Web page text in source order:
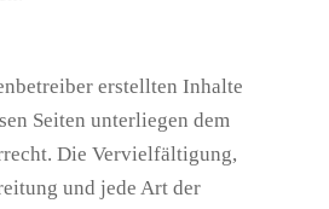
erstellten Inhalte
Seiten unterliegen dem
Die Vervielfältigung,
und jede Art der